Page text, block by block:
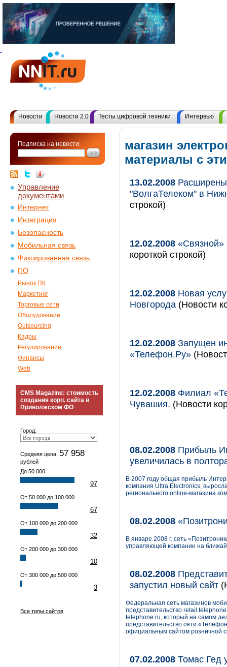
Новости Новости 2.0 Тесты цифровой техники Интервью
Подписка на новости:
Управление
документами
Интернет
Интеграция
Безопасность
Мобильная связь
Фиксированная связь
ПО
Рынок ПК
Маркетинг
Торговые сети
Оборудование
Outsourcing
Кадры
Регулирование
Финансы
Web
CMS Magazine: стоимость
создания корп. сайта в
Приволжском ФО
Город:
Средняя цена: 57 958
рублей
До 50 000
97
От 50 000 до 100 000
67
От 100 000 до 200 000
32
От 200 000 до 300 000
10
От 300 000 до 500 000
3
Все типы сайтов
магазин
материалы с
13.02.2008
"ВолгаТелеком" в
строкой)
12.02.2008 «Связной»
короткой строкой)
12.02.2008 Новая
Новгорода (Новости
12.02.2008 Запущен
«Телефон.Ру»
12.02.2008 Филиал
Чувашия. (Новости
08.02.2008 Прибыль
увеличилась в
В 2007 году общая прибыль
компания Ultra Electronics,
регионального online-магазина
08.02.2008
В январе 2008 г. сеть
управляющей компании на
08.02.2008
запустил новый сайт
Федеральная сеть магазинов
представительство
telephonе.ru, который на самом
представительство сети
официальным сайтом розничной
07.02.2008 Томас Гед